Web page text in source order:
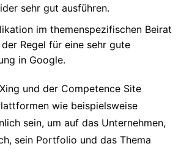
sehr gut ausführen.
im themenspezifischen Beirat
Regel für eine sehr gute
in Google.
und der Competence Site
wie beispielsweise
sein, um auf das Unternehmen,
sein Portfolio und das Thema